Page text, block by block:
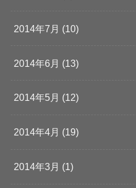
2014年7月 (10)
2014年6月 (13)
2014年5月 (12)
2014年4月 (19)
2014年3月 (1)